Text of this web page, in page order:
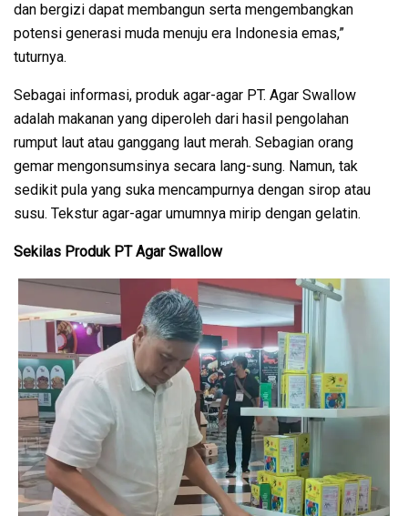
dan bergizi dapat membangun serta mengembangkan
potensi generasi muda menuju era Indonesia emas,”
tuturnya.
Sebagai informasi, produk agar-agar PT. Agar Swallow
adalah makanan yang diperoleh dari hasil pengolahan
rumput laut atau ganggang laut merah. Sebagian orang
gemar mengonsumsinya secara lang-sung. Namun, tak
sedikit pula yang suka mencampurnya dengan sirop atau
susu. Tekstur agar-agar umumnya mirip dengan gelatin.
Sekilas Produk PT Agar Swallow